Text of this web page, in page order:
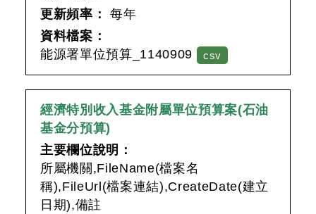
更新頻率：
每年
資料檔案：
能源署單位預算_1140909
csv
經濟特別收入基金附屬單位預算案(石油
基金分預算)
主要欄位說明：
所屬機關,FileName(檔案名
稱),FileUrl(檔案連結),CreateDate(建立
日期),備註